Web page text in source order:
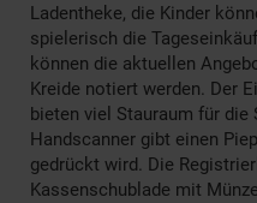
Ladentheke, die Kinder
spielerisch die
können die aktuellen
Kreide notiert werden. Der
bieten viel Stauraum für
Handscanner gibt einen
gedrückt wird. Die
Kassenschublade mit